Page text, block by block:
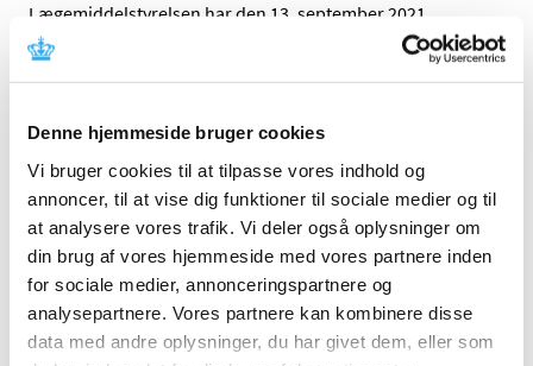
Denne hjemmeside bruger cookies
Vi bruger cookies til at tilpasse vores indhold og
annoncer, til at vise dig funktioner til sociale medier og til
at analysere vores trafik. Vi deler også oplysninger om
din brug af vores hjemmeside med vores partnere inden
for sociale medier, annonceringspartnere og
analysepartnere. Vores partnere kan kombinere disse
data med andre oplysninger, du har givet dem, eller som
Lægemiddelstyrelsen har den 13. september 2021
meddelt at Tue Askaa får bevilling til at drive Apoteket…
|6. september 2021|
Lægemiddelstyrelsen har den 6. august 2021 meddelt
Sam Salah bevilling til at drive Christianshavns Apotek.…
Alle (342)
TID
2026 (2)